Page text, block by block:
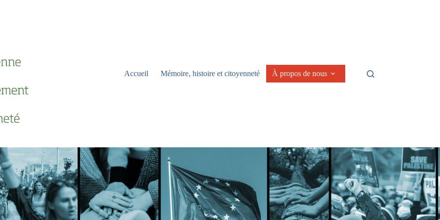
Accueil Mémoire, histoire et citoyenneté À propos de nous